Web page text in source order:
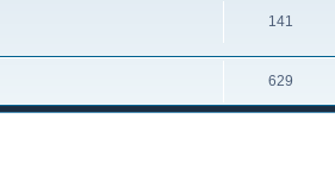
141
629